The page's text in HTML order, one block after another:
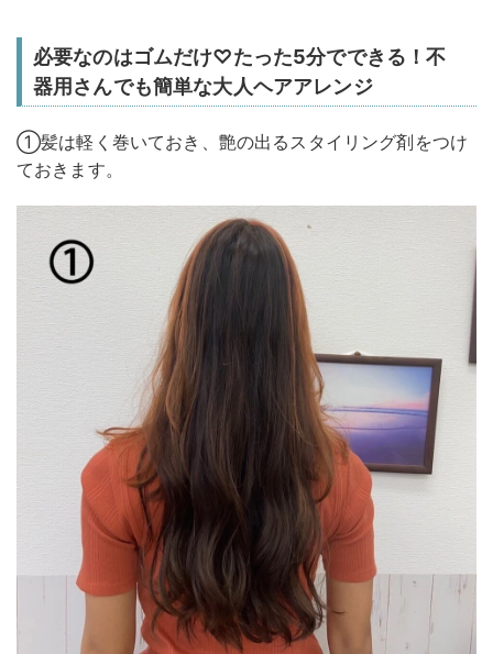
必要なのはゴムだけ♡たった5分でできる！不
器用さんでも簡単な大人ヘアアレンジ
①髪は軽く巻いておき、艶の出るスタイリング剤をつけ
ておきます。